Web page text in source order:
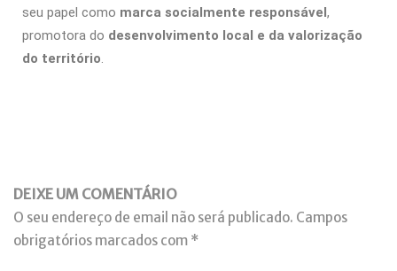
seu papel como marca socialmente responsável,
promotora do desenvolvimento local e da valorização
do território.
DEIXE UM COMENTÁRIO
O seu endereço de email não será publicado. Campos
obrigatórios marcados com *